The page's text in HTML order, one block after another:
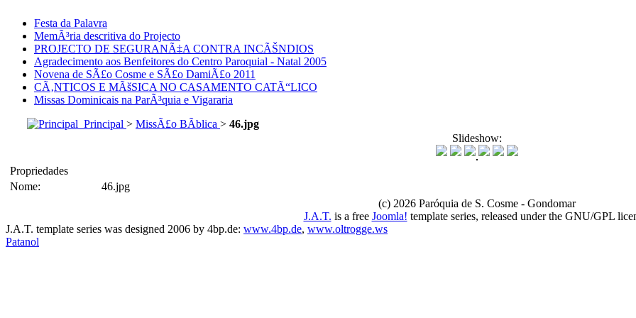
Festa da Palavra
MemÃ³ria descritiva do Projecto
PROJECTO DE SEGURANÃ‡A CONTRA INCÃŠNDIOS
Agradecimento aos Benfeitores do Centro Paroquial - Natal 2005
Novena de SÃ£o Cosme e SÃ£o DamiÃ£o 2011
CÃ‚NTICOS E MÃšSICA NO CASAMENTO CATÃ“LICO
Missas Dominicais na ParÃ³quia e Vigararia
Principal > MissÃ£o BÃ­blica > 46.jpg
Slideshow:
Propriedades
Nome:
46.jpg
(c) 2026 Paróquia de S. Cosme - Gondomar
J.A.T. is a free Joomla! template series, released under the GNU/GPL
J.A.T. template series was designed 2006 by 4bp.de: www.4bp.de, www.oltrogge.ws
Patanol